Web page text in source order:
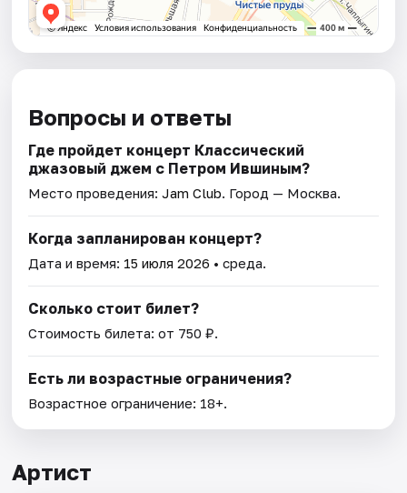
Вопросы и ответы
Где пройдет концерт Классический
джазовый джем с Петром Ившиным?
Место проведения:Jam Club. Город — Москва.
Когда запланирован концерт?
Дата и время: 15 июля 2026 • среда.
Сколько стоит билет?
Стоимость билета: от 750 ₽.
Есть ли возрастные ограничения?
Возрастное ограничение: 18+.
Артист